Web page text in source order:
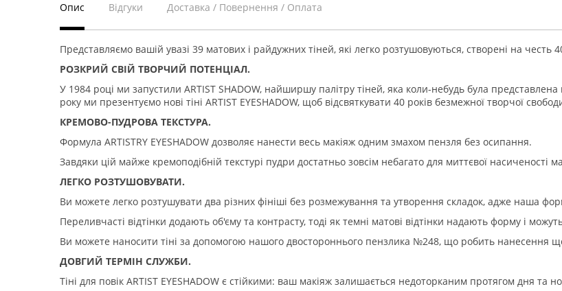
Опис Відгуки Доставка / Повернення / Оплата
Представляємо вашій увазі 39 матових і райдужних тіней, які легко розтушовуються, створені на
РОЗКРИЙ СВІЙ ТВОРЧИЙ ПОТЕНЦІАЛ.
У 1984 році ми запустили ARTIST SHADOW, найширшу палітру тіней, яка коли-небудь була
року ми презентуємо нові тіні ARTIST EYESHADOW, щоб відсвяткувати 40 років безмежної творчої
КРЕМОВО-ПУДРОВА ТЕКСТУРА.
Формула ARTISTRY EYESHADOW дозволяє нанести весь макіяж одним змахом пензля без осипання.
Завдяки цій майже кремоподібній текстурі пудри достатньо зовсім небагато для миттєвої насиченості
ЛЕГКО РОЗТУШОВУВАТИ.
Ви можете легко розтушувати два різних фініші без розмежування та утворення складок, адже наша
Переливчасті відтінки додають об'єму та контрасту, тоді як темні матові відтінки надають форму і
Ви можете наносити тіні за допомогою нашого двостороннього пензлика №248, що робить нанесення
ДОВГИЙ ТЕРМІН СЛУЖБИ.
Тіні для повік ARTIST EYESHADOW є стійкими: ваш макіяж залишається недоторканим протягом дня та